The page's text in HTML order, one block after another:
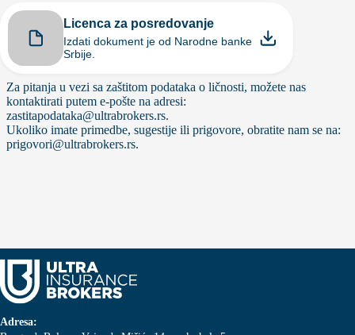
Licenca za posredovanje
Izdati dokument je od Narodne banke
Srbije.
Za pitanja u vezi sa zaštitom podataka o ličnosti, možete nas
kontaktirati putem e-pošte na adresi:
zastitapodataka@ultrabrokers.rs.
Ukoliko imate primedbe, sugestije ili prigovore, obratite nam se na:
prigovori@ultrabrokers.rs.
Adresa: